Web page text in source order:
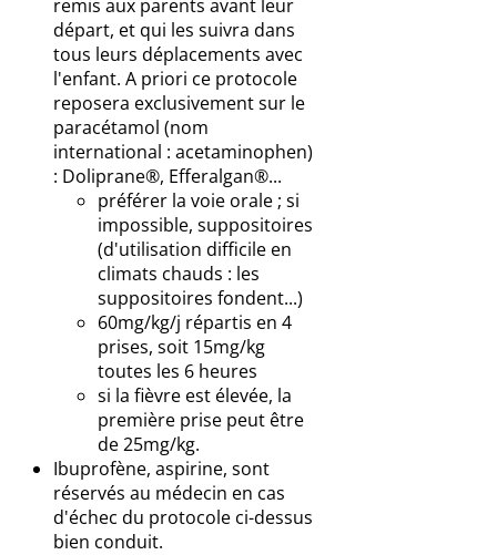
remis aux parents avant leur
départ, et qui les suivra dans
tous leurs déplacements avec
l'enfant. A priori ce protocole
reposera exclusivement sur le
paracétamol (nom
international : acetaminophen)
: Doliprane®, Efferalgan®...
préférer la voie orale ; si
impossible, suppositoires
(d'utilisation difficile en
climats chauds : les
suppositoires fondent...)
60mg/kg/j répartis en 4
prises, soit 15mg/kg
toutes les 6 heures
si la fièvre est élevée, la
première prise peut être
de 25mg/kg.
Ibuprofène, aspirine, sont
réservés au médecin en cas
d'échec du protocole ci-dessus
bien conduit.